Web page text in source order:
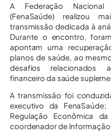
A Federação
(FenaSaúde) realizou
transmissão dedicada à
Durante o encontro,
apontam uma
planos de saúde, ao
desafios relacionados
financeiro da saúde
A transmissão foi
executivo da
Regulação Econômica
coordenador de Informação